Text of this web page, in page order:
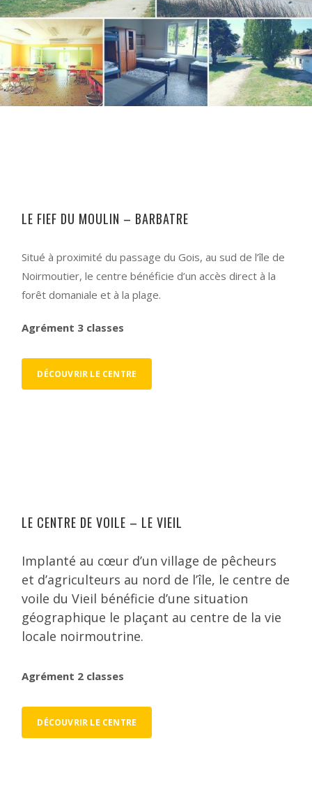
LE FIEF DU MOULIN – BARBATRE
Situé à proximité du passage du Gois, au sud de l’île de
Noirmoutier, le centre bénéficie d’un accès direct à la
forêt domaniale et à la plage.
Agrément 3 classes
DÉCOUVRIR LE CENTRE
LE CENTRE DE VOILE – LE VIEIL
Implanté au cœur d’un village de pêcheurs
et d’agriculteurs au nord de l’île, le centre de
voile du Vieil bénéficie d’une situation
géographique le plaçant au centre de la vie
locale noirmoutrine.
Agrément 2 classes
DÉCOUVRIR LE CENTRE